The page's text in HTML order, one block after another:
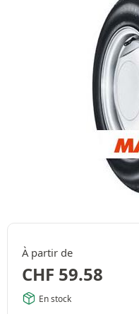
À partir de
CHF 59.58
En stock